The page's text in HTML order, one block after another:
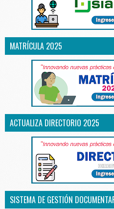
MATRÍCULA 2025
ACTUALIZA DIRECTORIO 2025
SISTEMA DE GESTIÓN